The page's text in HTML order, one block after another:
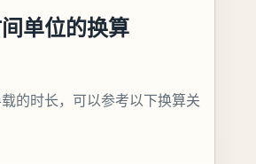
单位的换算
的时长，可以参考以下换算关